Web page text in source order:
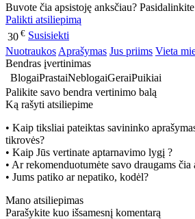
Buvote čia apsistoję anksčiau?
Palikti atsiliepimą
30 € Susisiekti
Nuotraukos Aprašymas Jus priims Vieta
Bendras įvertinimas
BlogaiPrastaiNeblogaiGeraiPuikiai
Palikite savo bendra vertinimo balą
Ką rašyti atsiliepime
• Kaip tiksliai pateiktas savininko
tikrovės?
• Kaip Jūs vertinate aptarnavimo lygį ?
• Ar rekomenduotumėte savo draugams čia
• Jums patiko ar nepatiko, kodėl?
Mano atsiliepimas
Parašykite kuo išsamesnį komentarą